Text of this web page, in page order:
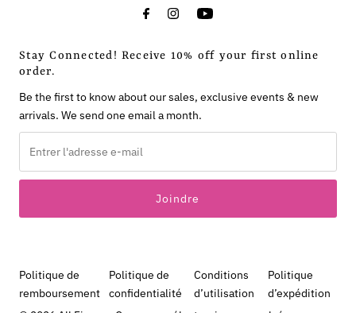
Stay Connected! Receive 10% off your first online
order.
Be the first to know about our sales, exclusive events & new
arrivals. We send one email a month.
l'adresse
e-
Politique de
remboursement
Politique de
confidentialité
Conditions
d’utilisation
Politique
d’expédition